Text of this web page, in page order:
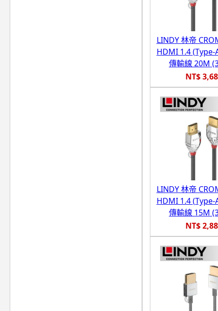
LINDY 林帝
HDMI 1.4 (Type-
傳輸線 20M
NT$
LINDY 林帝
HDMI 1.4 (Type-
傳輸線 15M
NT$